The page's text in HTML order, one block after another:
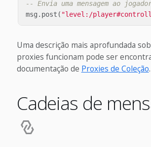
-- Envia uma mensagem ao
msg . post ( "level:/
Uma descrição mais aprofundada
proxies funcionam pode ser
documentação de Proxies de Coleção.
Cadeias de